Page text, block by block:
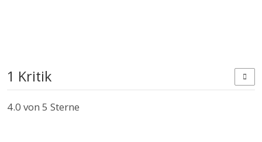
1 Kritik
4.0 von 5 Sterne